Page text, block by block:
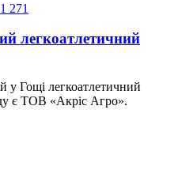
271
легкоатлетичний
Гощі легкоатлетичний
є ТОВ «Акріс Агро».